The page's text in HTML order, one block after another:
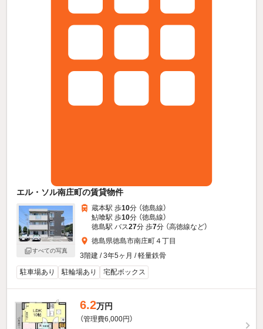
エル・ソル南庄町の賃貸物件
すべての写真
蔵本駅 歩10分 （徳島線）
鮎喰駅 歩10分 （徳島線）
徳島駅 バス27分 歩7分 （高徳線など）
徳島県徳島市南庄町４丁目
3階建 / 3年5ヶ月 / 軽量鉄骨
駐車場あり
駐輪場あり 宅配ボックス
6.2万円
（管理費6,000円）